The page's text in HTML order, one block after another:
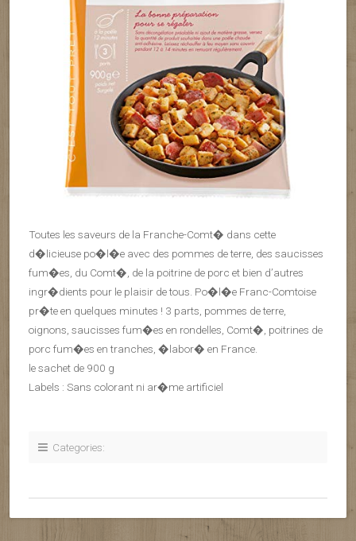
Toutes les saveurs de la Franche-Comt� dans cette
d�licieuse po�l�e avec des pommes de terre, des saucisses
fum�es, du Comt�, de la poitrine de porc et bien d’autres
ingr�dients pour le plaisir de tous. Po�l�e Franc-Comtoise
pr�te en quelques minutes ! 3 parts, pommes de terre,
oignons, saucisses fum�es en rondelles, Comt�, poitrines de
porc fum�es en tranches, �labor� en France.
le sachet de 900 g
Labels : Sans colorant ni ar�me artificiel
Categories: